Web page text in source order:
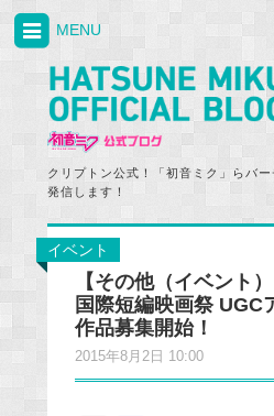
クリプトン公式！「初音ミク」らバ
発信します！
MENU
イベント
【その他（イベント
国際短編映画祭 UGC
作品募集開始！
2015年8月2日 10:00